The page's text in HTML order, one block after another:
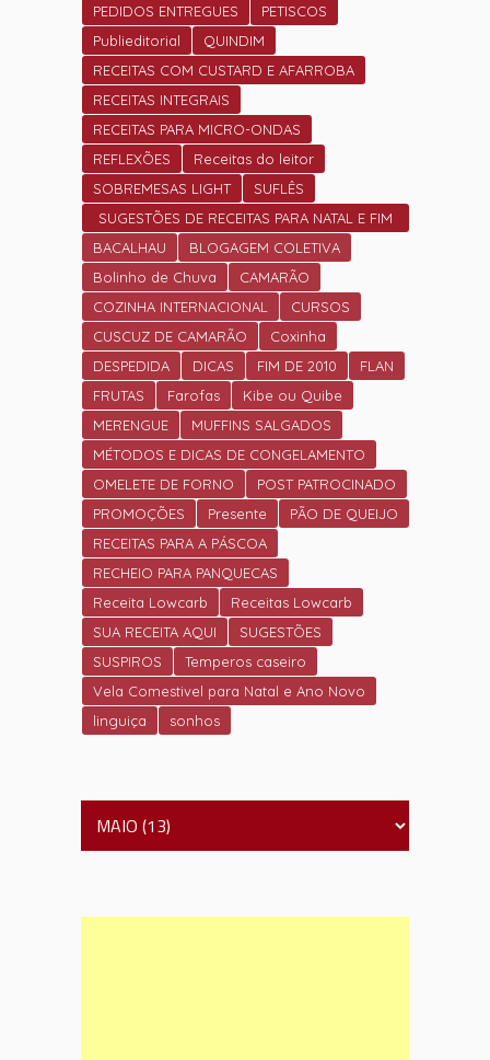
PEDIDOS ENTREGUES
PETISCOS
Publieditorial
QUINDIM
RECEITAS COM CUSTARD E AFARROBA
RECEITAS INTEGRAIS
RECEITAS PARA MICRO-ONDAS
REFLEXÕES
Receitas do leitor
SOBREMESAS LIGHT
SUFLÊS
SUGESTÕES DE RECEITAS PARA NATAL E FIM
DE ANO.
BACALHAU
BLOGAGEM COLETIVA
Bolinho de Chuva
CAMARÃO
COZINHA INTERNACIONAL
CURSOS
CUSCUZ DE CAMARÃO
Coxinha
DESPEDIDA
DICAS FIM DE 2010
FLAN
FRUTAS
Farofas
Kibe ou Quibe
MERENGUE
MUFFINS SALGADOS
MÉTODOS E DICAS DE CONGELAMENTO
OMELETE DE FORNO
POST PATROCINADO
PROMOÇÕES
Presente
PÃO DE QUEIJO
RECEITAS PARA A PÁSCOA
RECHEIO PARA PANQUECAS
Receita Lowcarb
Receitas Lowcarb
SUA RECEITA AQUI
SUGESTÕES
SUSPIROS
Temperos caseiro
Vela Comestivel para Natal e Ano Novo
linguiça
sonhos